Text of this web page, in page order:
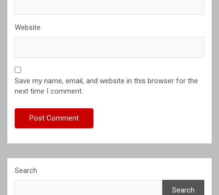
Website
Save my name, email, and website in this browser for the
next time I comment.
Search
Search